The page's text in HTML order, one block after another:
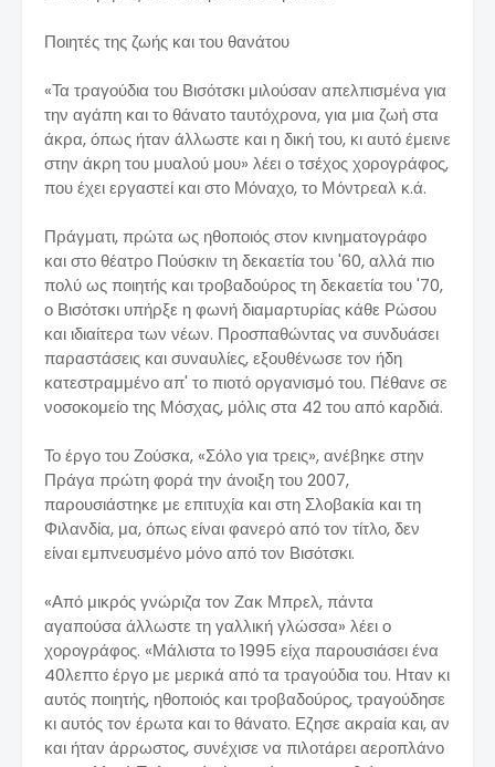
Ποιητές της ζωής και του θανάτου
«Τα τραγούδια του Βισότσκι μιλούσαν απελπισμένα για
την αγάπη και το θάνατο ταυτόχρονα, για μια ζωή στα
άκρα, όπως ήταν άλλωστε και η δική του, κι αυτό έμεινε
στην άκρη του μυαλού μου» λέει ο τσέχος χορογράφος,
που έχει εργαστεί και στο Μόναχο, το Μόντρεαλ κ.ά.
Πράγματι, πρώτα ως ηθοποιός στον κινηματογράφο
και στο θέατρο Πούσκιν τη δεκαετία του '60, αλλά πιο
πολύ ως ποιητής και τροβαδούρος τη δεκαετία του '70,
ο Βισότσκι υπήρξε η φωνή διαμαρτυρίας κάθε Ρώσου
και ιδιαίτερα των νέων. Προσπαθώντας να συνδυάσει
παραστάσεις και συναυλίες, εξουθένωσε τον ήδη
κατεστραμμένο απ' το πιοτό οργανισμό του. Πέθανε σε
νοσοκομείο της Μόσχας, μόλις στα 42 του από καρδιά.
Το έργο του Ζούσκα, «Σόλο για τρεις», ανέβηκε στην
Πράγα πρώτη φορά την άνοιξη του 2007,
παρουσιάστηκε με επιτυχία και στη Σλοβακία και τη
Φιλανδία, μα, όπως είναι φανερό από τον τίτλο, δεν
είναι εμπνευσμένο μόνο από τον Βισότσκι.
«Από μικρός γνώριζα τον Ζακ Μπρελ, πάντα
αγαπούσα άλλωστε τη γαλλική γλώσσα» λέει ο
χορογράφος. «Μάλιστα το 1995 είχα παρουσιάσει ένα
40λεπτο έργο με μερικά από τα τραγούδια του. Ηταν κι
αυτός ποιητής, ηθοποιός και τροβαδούρος, τραγούδησε
κι αυτός τον έρωτα και το θάνατο. Εζησε ακραία και, αν
και ήταν άρρωστος, συνέχισε να πιλοτάρει αεροπλάνο